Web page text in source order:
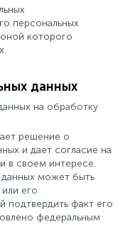
персональных
которого
данных
на обработку
решение о
и дает согласие на
в своем интересе.
данных может быть
его
подтвердить факт его
федеральным